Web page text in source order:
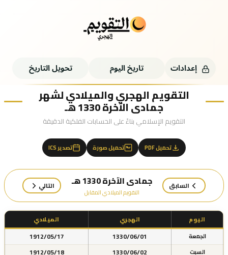
إعدادات تاريخ اليوم تحويل التاريخ
التقويم الهجري والميلادي لشهر
جمادى الآخرة 1330 هـ
التقويم الإسلامي بناءً على الحسابات الفلكية الدقيقة
تحميل PDF تحميل صورة تصدير ICS
السابق جمادى الآخرة 1330 هـ
التقويم الميلادي المقابل
التالي
اليوم الهجري
الميلادي
الجمعة
1330/06/01
1912/05/17
السبت 1330/06/02
1912/05/18